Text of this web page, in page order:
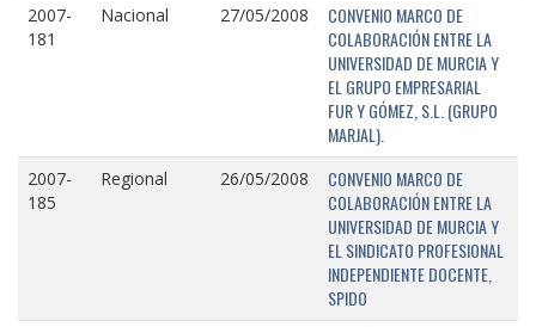
2007-
181
Nacional 27/05/2008
CONVENIO MARCO DE
COLABORACIÓN ENTRE LA
UNIVERSIDAD DE MURCIA Y
EL GRUPO EMPRESARIAL
FUR Y GÓMEZ, S.L. (GRUPO
MARJAL).
2007-
185
Regional 26/05/2008
CONVENIO MARCO DE
COLABORACIÓN ENTRE LA
UNIVERSIDAD DE MURCIA Y
EL SINDICATO PROFESIONAL
INDEPENDIENTE DOCENTE,
SPIDO